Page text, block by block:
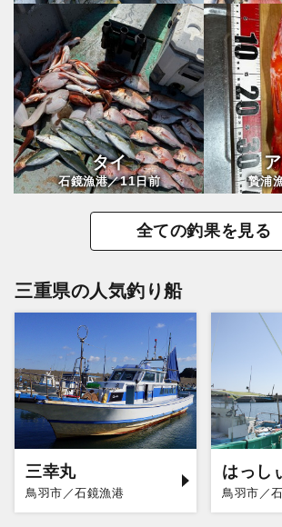
タイ
石鏡漁港／11日前 贄浦
全ての釣果を見る
三重県の人気釣り船
三幸丸
鳥羽市／石鏡漁港
はっし
鳥羽市／